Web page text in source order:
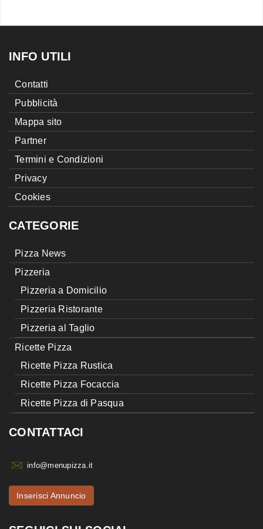
INFO UTILI
Contatti
Pubblicità
Mappa sito
Partner
Termini e Condizioni
Privacy
Cookies
CATEGORIE
Pizza News
Pizzeria
Pizzeria a Domicilio
Pizzeria Ristorante
Pizzeria al Taglio
Ricette Pizza
Ricette Pizza Rustica
Ricette Pizza Focaccia
Ricette Pizza di Pasqua
CONTATTACI
info@menupizza.it
Inserisci Annuncio